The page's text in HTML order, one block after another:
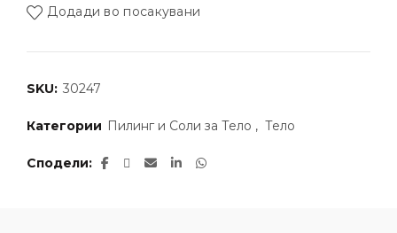
Додади во посакувани
SKU: 30247
Категории Пилинг и Соли за Тело , Тело
Сподели